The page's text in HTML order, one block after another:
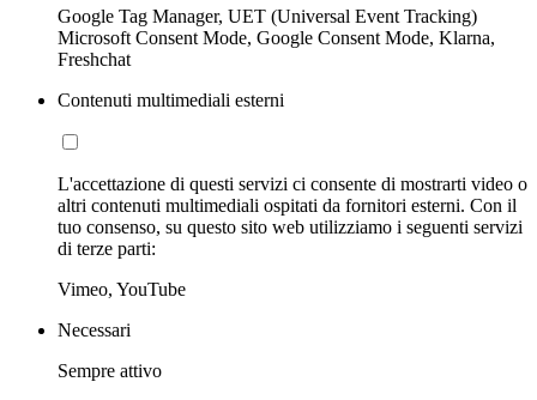
Google Tag Manager, UET (Universal Event Tracking)
Microsoft Consent Mode, Google Consent Mode, Klarna,
Freshchat
Contenuti multimediali esterni
L'accettazione di questi servizi ci consente di mostrarti video o
altri contenuti multimediali ospitati da fornitori esterni. Con il
tuo consenso, su questo sito web utilizziamo i seguenti servizi
di terze parti:
Vimeo, YouTube
Necessari
Sempre attivo